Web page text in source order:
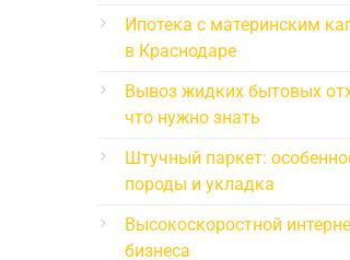
Ипотека с материнским
в Краснодаре
Вывоз жидких бытовых
что нужно знать
Штучный паркет:
породы и укладка
Высокоскоростной
бизнеса